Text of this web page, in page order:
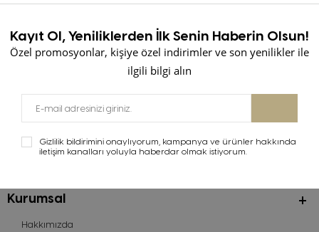
Kayıt Ol, Yeniliklerden İlk Senin Haberin Olsun!
Özel promosyonlar, kişiye özel indirimler ve son yenilikler ile
ilgili bilgi alın
Gizlilik bildirimini onaylıyorum, kampanya ve ürünler hakkında
iletişim kanalları yoluyla haberdar olmak istiyorum.
Kurumsal
Hakkımızda